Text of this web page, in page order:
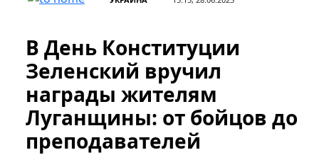
В День Конституции
Зеленский вручил
награды жителям
Луганщины: от бойцов до
преподавателей